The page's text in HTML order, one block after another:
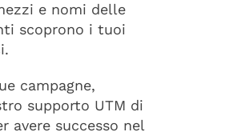
e nomi delle
scoprono i tuoi
campagne,
supporto UTM di
avere successo nel